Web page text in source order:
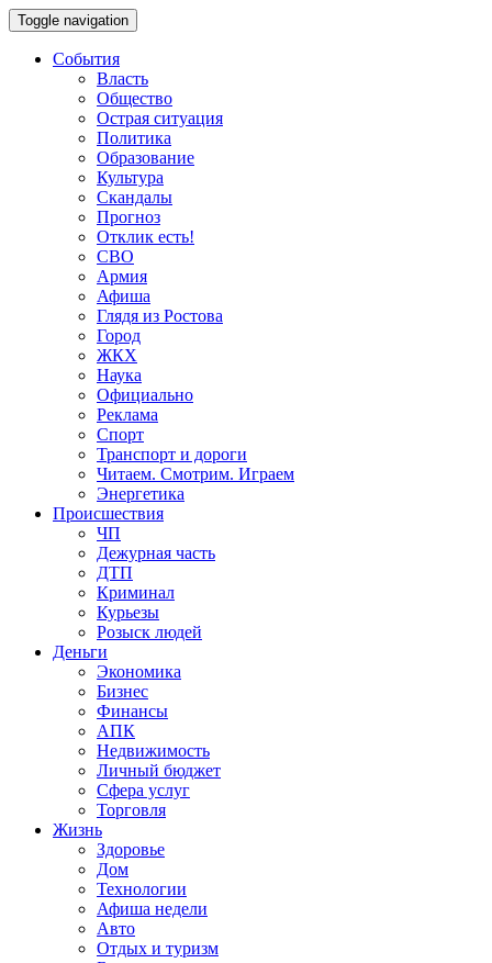
Toggle navigation
События
Власть
Общество
Острая ситуация
Политика
Образование
Культура
Скандалы
Прогноз
Отклик есть!
СВО
Армия
Афиша
Глядя из Ростова
Город
ЖКХ
Наука
Официально
Реклама
Спорт
Транспорт и дороги
Читаем. Смотрим. Играем
Энергетика
Происшествия
ЧП
Дежурная часть
ДТП
Криминал
Курьезы
Розыск людей
Деньги
Экономика
Бизнес
Финансы
АПК
Недвижимость
Личный бюджет
Сфера услуг
Торговля
Жизнь
Здоровье
Дом
Технологии
Афиша недели
Авто
Отдых и туризм